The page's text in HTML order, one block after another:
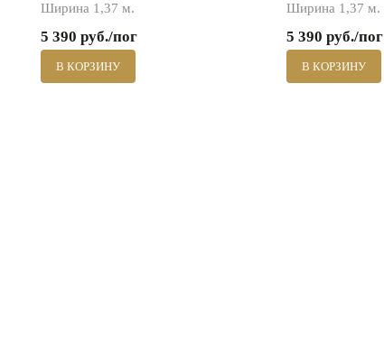
Ширина 1,37 м.
5 390 руб./пог
В КОРЗИНУ
Ширина 1,37 м.
5 390 руб./пог
В КОРЗИНУ